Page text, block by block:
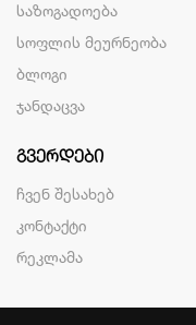
საზოგადოება
სოფლის მეურნეობა
ბლოგი
ჯანდაცვა
ᲒᲕᲔᲠᲓᲔᲑᲘ
ჩვენ შესახებ
კონტაქტი
რეკლამა